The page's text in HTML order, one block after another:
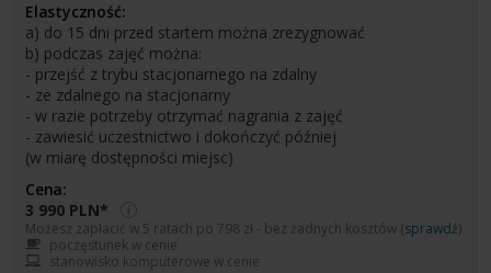
Elastyczność:
a) do 15 dni przed startem można zrezygnować
b) podczas zajęć można:
- przejść z trybu stacjonarnego na zdalny
- ze zdalnego na stacjonarny
- w razie potrzeby otrzymać nagrania z zajęć
- zawiesić uczestnictwo i dokończyć później
(w miarę dostępności miejsc)
Cena:
3 990 PLN*
Możesz zapłacić w 5 ratach po 798 zł - bez żadnych kosztów (sprawdź)
poczęstunek w cenie
stanowisko komputerowe w cenie